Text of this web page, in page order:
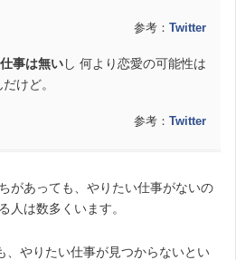
参考： Twitter
事は無いし 何より恋愛の可能性は
けど。
参考： Twitter
があっても、やりたい仕事がないの
人は数多くいます。
、やりたい仕事が見つからないとい